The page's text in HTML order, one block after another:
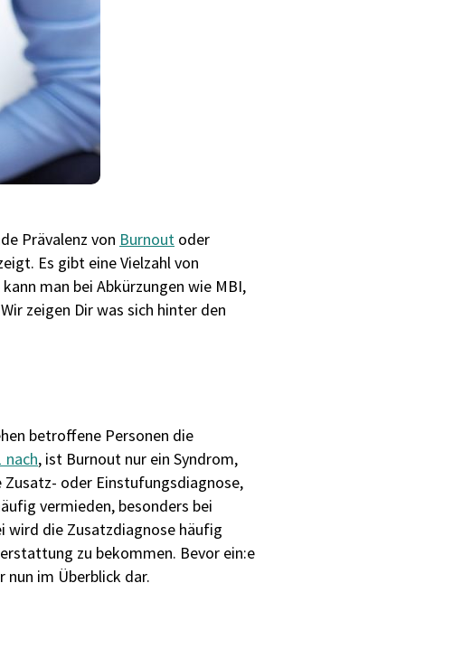
Prävalenz von Burnout oder
Es gibt eine Vielzahl von
man bei Abkürzungen wie MBI,
zeigen Dir was sich hinter den
betroffene Personen die
nach, ist Burnout nur ein Syndrom,
oder Einstufungsdiagnose,
vermieden, besonders bei
wird die Zusatzdiagnose häufig
zu bekommen. Bevor ein:e
im Überblick dar.